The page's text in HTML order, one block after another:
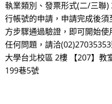
執業類別、發票形式(二/三聯
行帳號的申請，申請完成後
方步驟通過驗證，即可開始
任何問題，請洽
大學台北校區 2樓 【207】教
199巷5號